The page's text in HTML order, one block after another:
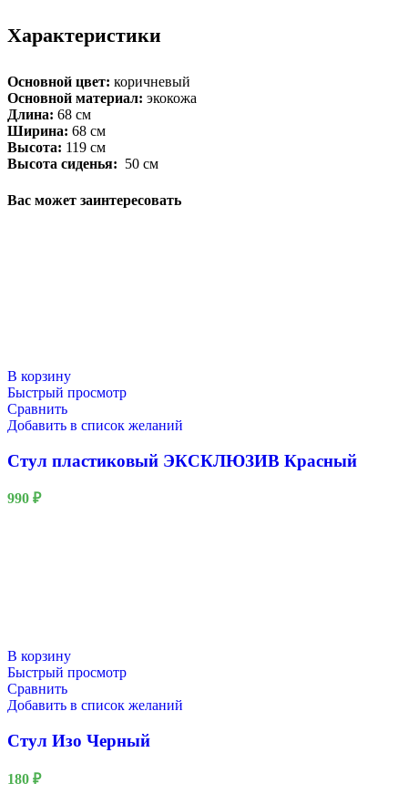
Характеристики
Основной цвет: коричневый
Основной материал: экокожа
Длина: 68 см
Ширина: 68 см
Высота: 119 см
Высота сиденья: 50 см
Вас может заинтересовать
В корзину
Быстрый просмотр
Сравнить
Добавить в список желаний
Стул пластиковый ЭКСКЛЮЗИВ Красный
990 ₽
В корзину
Быстрый просмотр
Сравнить
Добавить в список желаний
Стул Изо Черный
180 ₽